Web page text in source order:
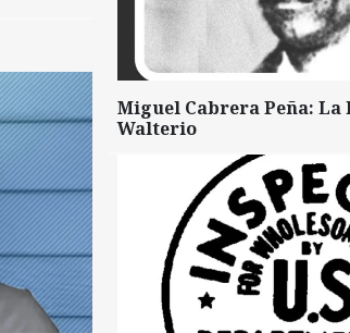
Miguel Cabrera Peña: La
Walterio